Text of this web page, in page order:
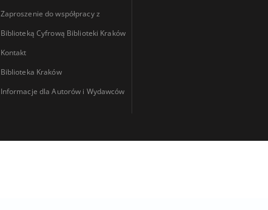
Zaproszenie do współpracy z
Biblioteką Cyfrową Biblioteki Kraków
Kontakt
Biblioteka Kraków
Informacje dla Autorów i Wydawców